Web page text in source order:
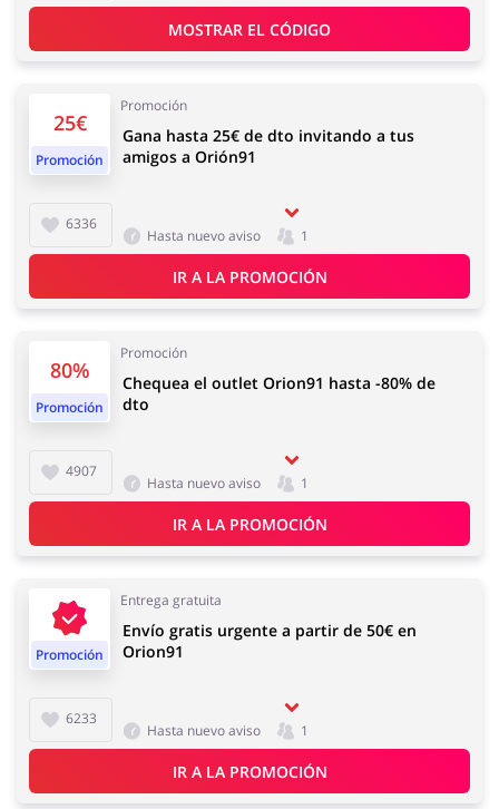
Joyería y Accesorios
Lencería y Erótica
Oficina Calzado
MOSTRAR EL CÓDIGO
25€
Promoción
Promoción
6336
Gana hasta 25€ de dto invitando a tus
amigos a Orión91
Hasta nuevo aviso 1
IR A LA PROMOCIÓN
80%
Promoción
Promoción
4907
Chequea el outlet Orion91 hasta -80% de
dto
Hasta nuevo aviso 1
IR A LA PROMOCIÓN
Promoción
Entrega gratuita
6233
Envío gratis urgente a partir de 50€ en
Orion91
Hasta nuevo aviso 1
IR A LA PROMOCIÓN